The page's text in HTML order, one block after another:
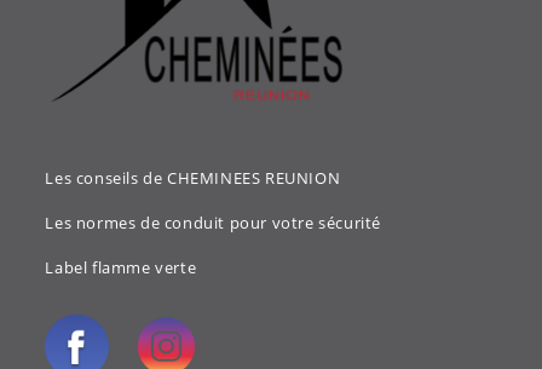
Les conseils de CHEMINEES REUNION
Les normes de conduit pour votre sécurité
Label flamme verte